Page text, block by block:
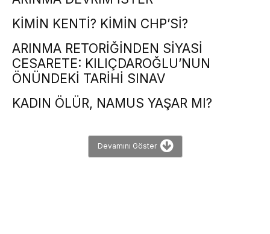
KİMİN KENTİ? KİMİN CHP’Sİ?
ARINMA RETORİĞİNDEN SİYASİ
CESARETE: KILIÇDAROĞLU’NUN
ÖNÜNDEKİ TARİHİ SINAV
KADIN ÖLÜR, NAMUS YAŞAR MI?
Devamını Göster